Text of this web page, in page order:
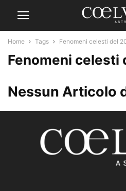
Home Tags Fenomeni celesti del
Fenomeni celesti
Nessun Articolo